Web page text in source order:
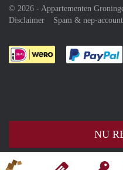
NU
© 2026 - Appartementen
Disclaimer
Spam & nep-